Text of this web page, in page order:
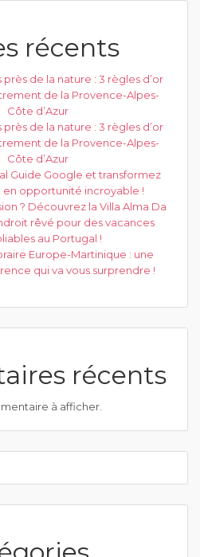
récents
de la nature : 3 règles d’or
de la Provence-Alpes-
Côte d’Azur
de la nature : 3 règles d’or
de la Provence-Alpes-
Côte d’Azur
Guide Google et transformez
en opportunité incroyable !
? Découvrez la Villa Alma Da
rêvé pour des vacances
au Portugal !
Europe-Martinique : une
qui va vous surprendre !
récents
à afficher.